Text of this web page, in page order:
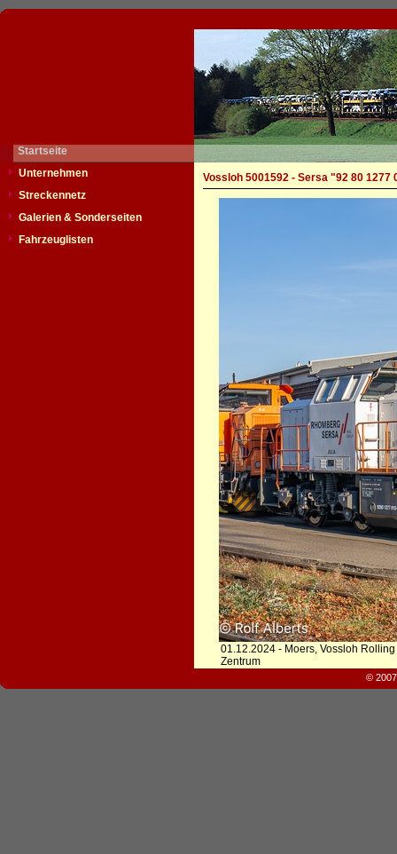
Startseite
Unternehmen
Streckennetz
Galerien & Sonderseiten
Fahrzeuglisten
Vossloh 5001592 - Sersa "92 80 1277
01.12.2024 - Moers, Vossloh
Zentrum
©